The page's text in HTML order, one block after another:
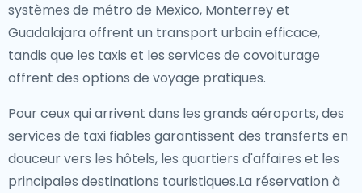
systèmes de métro de Mexico, Monterrey et
Guadalajara offrent un transport urbain efficace,
tandis que les taxis et les services de covoiturage
offrent des options de voyage pratiques.
Pour ceux qui arrivent dans les grands aéroports, des
services de taxi fiables garantissent des transferts en
douceur vers les hôtels, les quartiers d'affaires et les
principales destinations touristiques.La réservation à